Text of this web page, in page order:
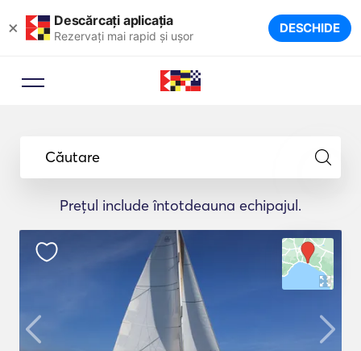
× Descărcați aplicația
Rezervați mai rapid și ușor DESCHIDE
Căutare
Prețul include întotdeauna echipajul.